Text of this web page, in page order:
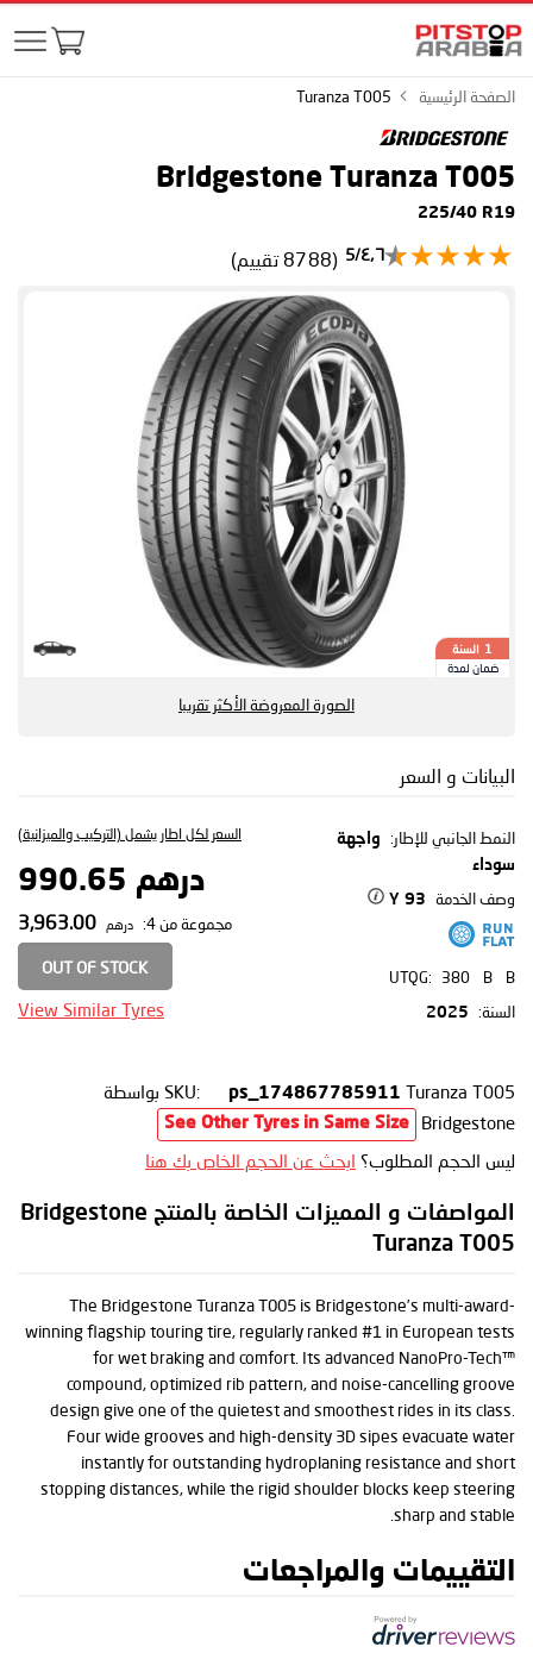
الصفحة الرئيسية Turanza T005
Bridgestone Turanza T005
225/40 R19
٤٫٦/5 (8788 تقييم)
1 السنة
ضمان لمدة
الصورة المعروضة الأكثر تقريبا
البيانات و السعر
النمط الجانبي للإطار:
واجهة
سوداء
وصف الخدمة 93 Y
UTQG: 380 B
B
السنة:
2025
السعر لكل اطار يشمل (التركيب والميزانية)
درهم 990.65
مجموعة من 4: درهم
OUT OF STOCK
View Similar Tyres
SKU: ps_174867785911 Turanza T005
بواسطة
Bridgestone
See Other Tyres in Same Size
ليس الحجم المطلوب؟ ابحث عن الحجم الخاص بك هنا
المواصفات و المميزات الخاصة بالمنتج Bridgestone
Turanza T005
The Bridgestone Turanza T005 is Bridgestone’s multi-award-
winning flagship touring tire, regularly ranked #1 in European tests
for wet braking and comfort. Its advanced NanoPro-Tech™
compound, optimized rib pattern, and noise-cancelling groove
design give one of the quietest and smoothest rides in its class.
Four wide grooves and high-density 3D sipes evacuate water
instantly for outstanding hydroplaning resistance and short
stopping distances, while the rigid shoulder blocks keep steering
sharp and stable.
التقييمات والمراجعات